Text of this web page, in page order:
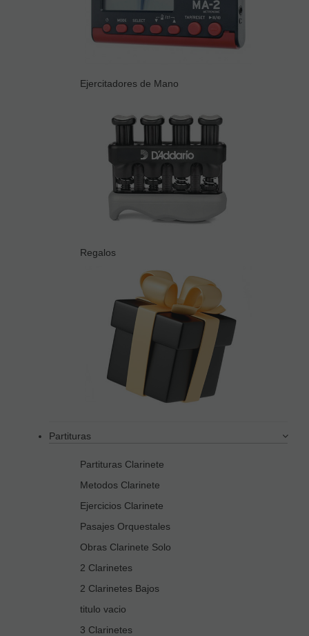
Ejercitadores de Mano
Regalos
Partituras
Partituras Clarinete
Metodos Clarinete
Ejercicios Clarinete
Pasajes Orquestales
Obras Clarinete Solo
2 Clarinetes
2 Clarinetes Bajos
titulo vacio
3 Clarinetes